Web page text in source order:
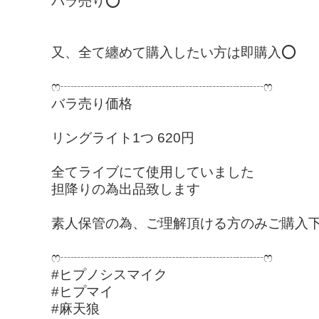
又、全て纏めて購入したい方は即購入⭕️
ෆ‪┈┈┈┈┈┈┈┈┈┈┈┈┈┈┈ෆ‪
バラ売り価格
リングライト1つ 620円
全てライブにて使用していました
担降りの為出品致します
素人保管の為、ご理解頂ける方のみご購入
ෆ‪┈┈┈┈┈┈┈┈┈┈┈┈┈┈┈ෆ‪
#ヒプノシスマイク
#ヒプマイ
#麻天狼